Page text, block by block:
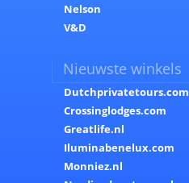
Nelson
V&D
Nieuwste winkels
Dutchprivatetours.com
Crossinglodges.com
Greatlife.nl
Iluminabenelux.com
Monniez.nl